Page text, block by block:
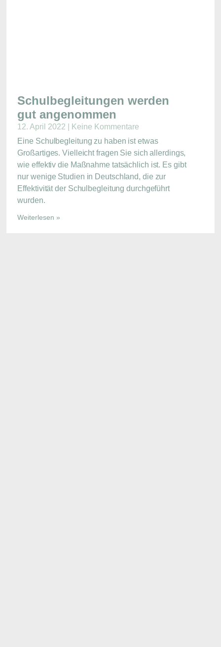
Schulbegleitungen werden
gut angenommen
12. April 2022
Keine Kommentare
Eine Schulbegleitung zu haben ist etwas
Großartiges. Vielleicht fragen Sie sich allerdings,
wie effektiv die Maßnahme tatsächlich ist. Es gibt
nur wenige Studien in Deutschland, die zur
Effektivität der Schulbegleitung durchgeführt
wurden.
Weiterlesen »